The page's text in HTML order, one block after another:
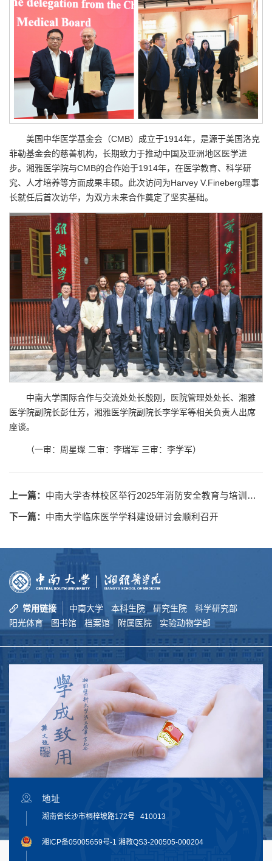
美国中华医学基金会（CMB）成立于1914年，是源于美国洛克
菲勒基金会的慈善机构，长期致力于推动中国及亚洲地区医学进
步。湘雅医学院与CMB的合作始于1914年，在医学教育、科学研
究、人才培养等方面成果丰硕。此次访问为Harvey V.Fineberg理事
长就任后首次访华，为双方未来合作奠定了坚实基础。
中南大学国际合作与交流处处长殷刚，医院管理处处长、湘雅
医学院副院长彭仕芳，湘雅医学院副院长李学军等相关负责人出席
座谈。
（一审：周星璨 二审：李瑞军 三审：李学军）
上一篇： 中南大学杏林校区举行2025年消防安全教育与培训活动
下一篇： 中南大学临床医学学科建设研讨会顺利召开
常用链接 中南大学 本科生院 研究生院
科学研究部
阳光体育
图书馆 档案馆 附属医院 实验动物学部
地址
湖南省长沙市桐梓坡路172号 410013
湘ICP备05005659号-1 湘教QS3-200505-000204